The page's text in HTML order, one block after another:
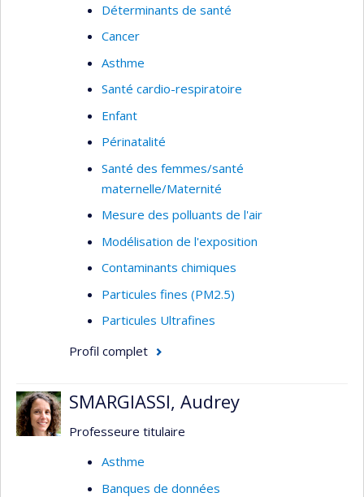
Déterminants de santé
Cancer
Asthme
Santé cardio-respiratoire
Enfant
Périnatalité
Santé des femmes/santé
maternelle/Maternité
Mesure des polluants de l'air
Modélisation de l'exposition
Contaminants chimiques
Particules fines (PM2.5)
Particules Ultrafines
Profil complet
SMARGIASSI, Audrey
Professeure titulaire
Asthme
Banques de données